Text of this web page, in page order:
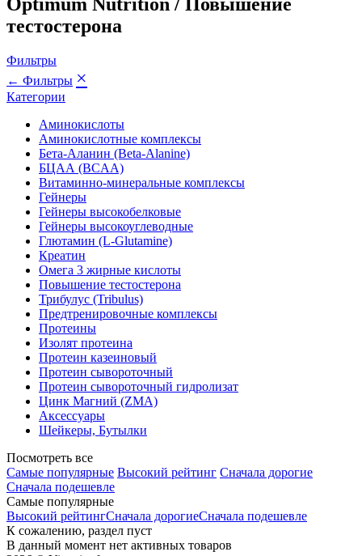
тестостерона
Фильтры
← Фильтры ×
Категории
Аминокислоты
Аминокислотные комплексы
Бета-Аланин (Beta-Alanine)
БЦАА (BCAA)
Витаминно-минеральные комплексы
Гейнеры
Гейнеры высокобелковые
Гейнеры высокоуглеводные
Глютамин (L-Glutamine)
Креатин
Омега 3 жирные кислоты
Повышение тестостерона
Трибулус (Tribulus)
Предтренировочные комплексы
Протеины
Изолят протеина
Протеин казеиновый
Протеин сывороточный
Протеин сывороточный гидролизат
Цинк Магний (ZMA)
Аксессуары
Шейкеры, Бутылки
Посмотреть все
Самые популярные Высокий рейтинг Сначала дорогие
Сначала подешевле
Самые популярные
Высокий рейтингСначала дорогиеСначала подешевле
К сожалению, раздел пуст
В данный момент нет активных товаров